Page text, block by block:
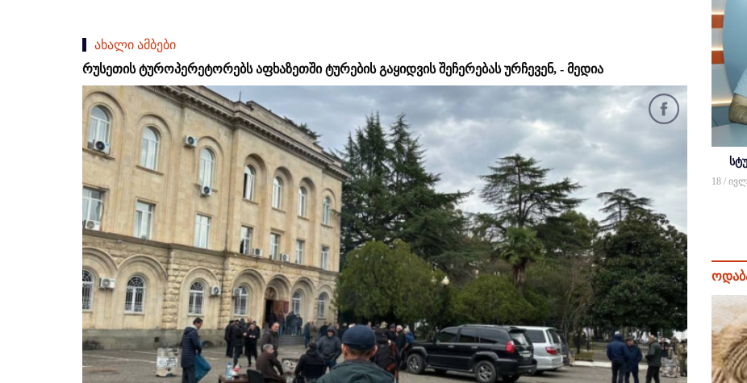
ახალი ამბები
რუსეთის ტუროპერეტორებს აფხაზეთში ტურების გაყიდვის შეჩერებას ურჩევენ, - მედია
18 /